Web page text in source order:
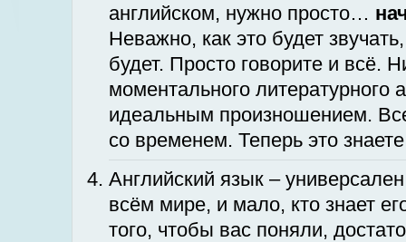
английском, нужно просто…
Неважно, как это будет
будет. Просто говорите и всё.
моментального литературного
идеальным произношением.
со временем. Теперь это
Английский язык –
всём мире, и мало, кто знает
того, чтобы вас поняли,